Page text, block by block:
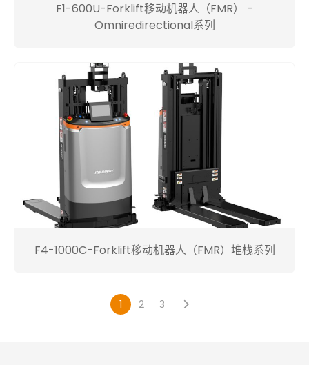
F1-600U-Forklift移动机器人（FMR） -
Omniredirectional系列
F4-1000C-Forklift移动机器人（FMR）堆栈系列
1 2 3